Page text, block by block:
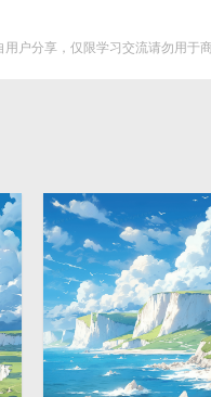
用户分享，仅限学习交流请勿用于